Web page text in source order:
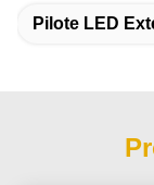
Pilote LED